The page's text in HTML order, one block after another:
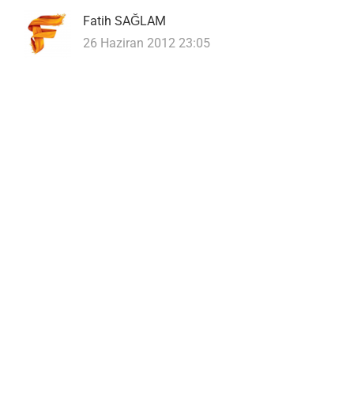
Fatih SAĞLAM
26 Haziran 2012 23:05